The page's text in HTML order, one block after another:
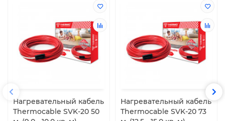
Нагревательный кабель
Thermocable SVK-20 50
Нагревательный кабель
Thermocable SVK-20 73